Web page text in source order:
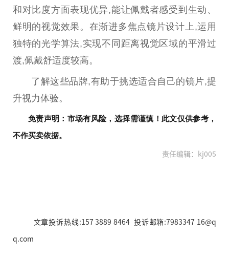
和对比度方面表现优异,能让佩戴者感受到生动、
鲜明的视觉效果 。在渐进多焦点镜片设计上,运用
独特的光学算法,实现不同距离视觉区域的平滑过
渡,佩戴舒适度较高。
了解这些品牌,有助于挑选适合自己的镜片,提
升视力体验。
免责声明：市场有风险，选择需谨慎！此文仅供参考，
不作买卖依据。
责任编辑：kj005
文章投诉热线:157 3889 8464 投诉邮箱:7983347 16@q
q.com